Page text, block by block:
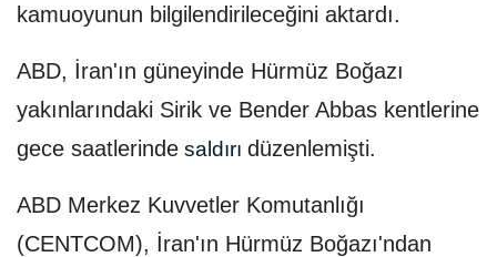
kamuoyunun bilgilendirileceğini aktardı.
ABD, İran'ın güneyinde Hürmüz Boğazı
yakınlarındaki Sirik ve Bender Abbas kentlerine
gece saatlerinde saldırı düzenlemişti.
ABD Merkez Kuvvetler Komutanlığı
(CENTCOM), İran'ın Hürmüz Boğazı'ndan